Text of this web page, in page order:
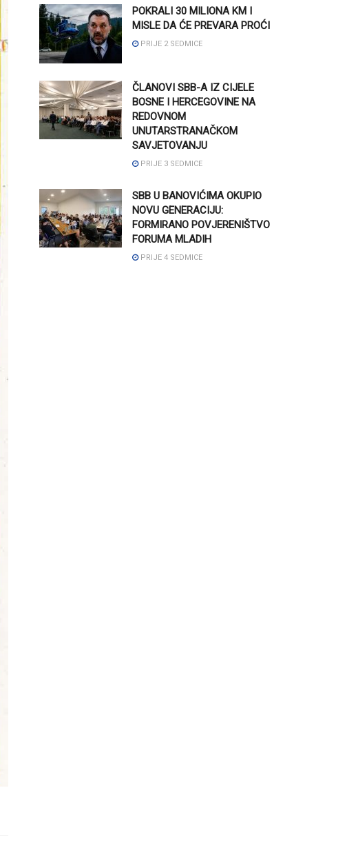
POKRALI 30 MILIONA KM I
MISLE DA ĆE PREVARA PROĆI
PRIJE 2 SEDMICE
ČLANOVI SBB-A IZ CIJELE
BOSNE I HERCEGOVINE NA
REDOVNOM
UNUTARSTRANAČKOM
SAVJETOVANJU
PRIJE 3 SEDMICE
SBB U BANOVIĆIMA OKUPIO
NOVU GENERACIJU:
FORMIRANO POVJERENIŠTVO
FORUMA MLADIH
PRIJE 4 SEDMICE